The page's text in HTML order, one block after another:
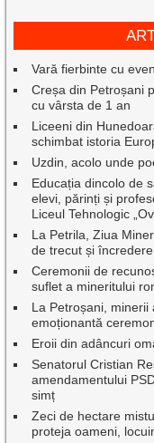
Vară fierbinte cu
Creșa din Petroșani
cu vârsta de 1 an
Liceeni din
schimbat istoria
Uzdin, acolo unde
Educația dincolo de
elevi, părinți și
Liceul Tehnologic
La Petrila, Ziua
de trecut și
Ceremonii de
suflet a mineritului
La Petroșani,
emoționantă
Eroii din adâncuri
Senatorul Cristian
amendamentului
simț
Zeci de hectare
proteja oameni,